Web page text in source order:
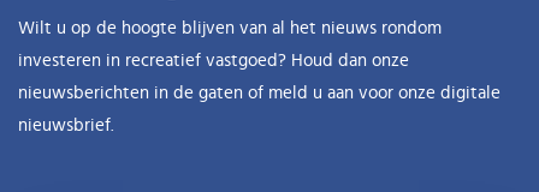
Wilt u op de hoogte blijven van al het nieuws rondom
investeren in recreatief vastgoed? Houd dan onze
nieuwsberichten in de gaten of meld u aan voor onze digitale
nieuwsbrief.